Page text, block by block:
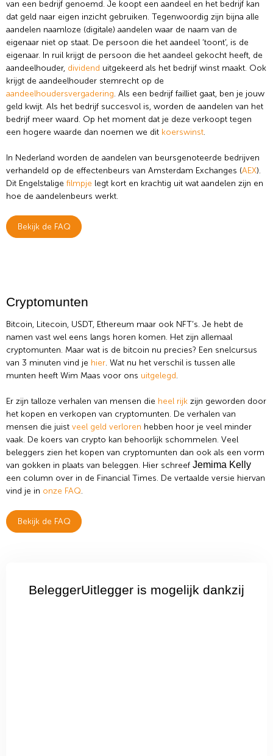
van een bedrijf genoemd. Je koopt een aandeel en het bedrijf kan
dat geld naar eigen inzicht gebruiken. Tegenwoordig zijn bijna alle
aandelen naamloze (digitale) aandelen waar de naam van de
eigenaar niet op staat. De persoon die het aandeel ‘toont’, is de
eigenaar. In ruil krijgt de persoon die het aandeel gekocht heeft, de
aandeelhouder, dividend uitgekeerd als het bedrijf winst maakt. Ook
krijgt de aandeelhouder stemrecht op de
aandeelhoudersvergadering. Als een bedrijf failliet gaat, ben je jouw
geld kwijt. Als het bedrijf succesvol is, worden de aandelen van het
bedrijf meer waard. Op het moment dat je deze verkoopt tegen
een hogere waarde dan noemen we dit koerswinst.
In Nederland worden de aandelen van beursgenoteerde bedrijven
verhandeld op de effectenbeurs van Amsterdam Exchanges (AEX).
Dit Engelstalige filmpje legt kort en krachtig uit wat aandelen zijn en
hoe de aandelenbeurs werkt.
Bekijk de FAQ
Cryptomunten
Bitcoin, Litecoin, USDT, Ethereum maar ook NFT’s. Je hebt de
namen vast wel eens langs horen komen. Het zijn allemaal
cryptomunten. Maar wat is de bitcoin nu precies? Een snelcursus
van 3 minuten vind je hier. Wat nu het verschil is tussen alle
munten heeft Wim Maas voor ons uitgelegd.
Er zijn talloze verhalen van mensen die heel rijk zijn geworden door
het kopen en verkopen van cryptomunten. De verhalen van
mensen die juist veel geld verloren hebben hoor je veel minder
vaak. De koers van crypto kan behoorlijk schommelen. Veel
beleggers zien het kopen van cryptomunten dan ook als een vorm
van gokken in plaats van beleggen. Hier schreef Jemima Kelly
een column over in de Financial Times. De vertaalde versie hiervan
vind je in onze FAQ.
Bekijk de FAQ
BeleggerUitlegger is mogelijk dankzij